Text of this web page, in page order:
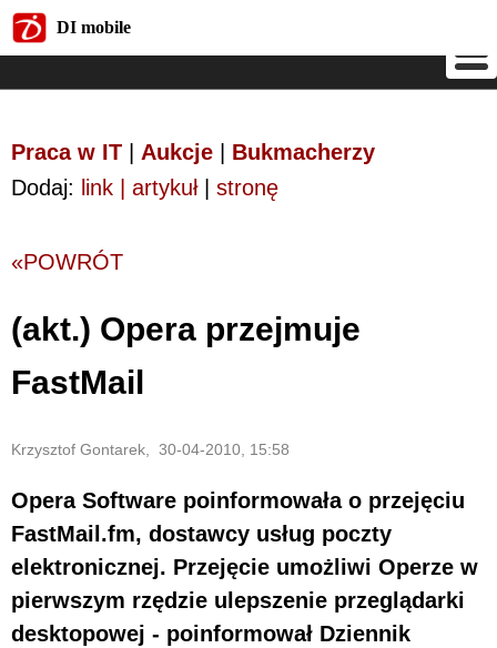
DI mobile
Praca w IT Aukcje
Bukmacherzy
Dodaj: link | artykuł| stronę
«POWRÓT
(akt.) Opera przejmuje
FastMail
Krzysztof Gontarek, 30-04-2010, 15:58
Opera Software poinformowała o przejęciu
FastMail.fm, dostawcy usług poczty
elektronicznej. Przejęcie umożliwi Operze w
pierwszym rzędzie ulepszenie przeglądarki
desktopowej - poinformował Dziennik
DI mobile